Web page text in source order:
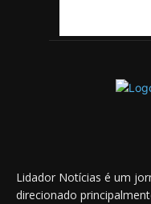
Lidador Notícias é um
direcionado